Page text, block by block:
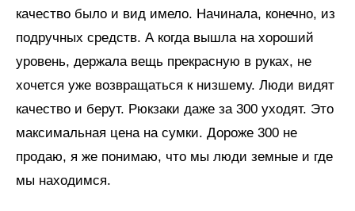
качество было и вид имело. Начинала, конечно, из
подручных средств. А когда вышла на хороший
уровень, держала вещь прекрасную в руках, не
хочется уже возвращаться к низшему. Люди видят
качество и берут. Рюкзаки даже за 300 уходят. Это
максимальная цена на сумки. Дороже 300 не
продаю, я же понимаю, что мы люди земные и где
мы находимся.